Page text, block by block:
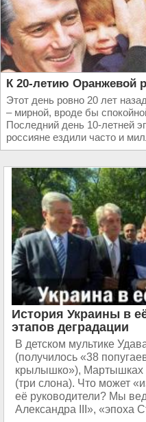
К 20-летию Оранжевой
Этот день ровно 20 лет
– мирной, вроде бы
Последний день 10-летней
россияне ездили часто и
История Украины в
этапов деградации
В детском мультике
(получилось «38
крылышко»), Мартышках
(три слона). Что может
её руководители? Мы
Александра III», «эпоха